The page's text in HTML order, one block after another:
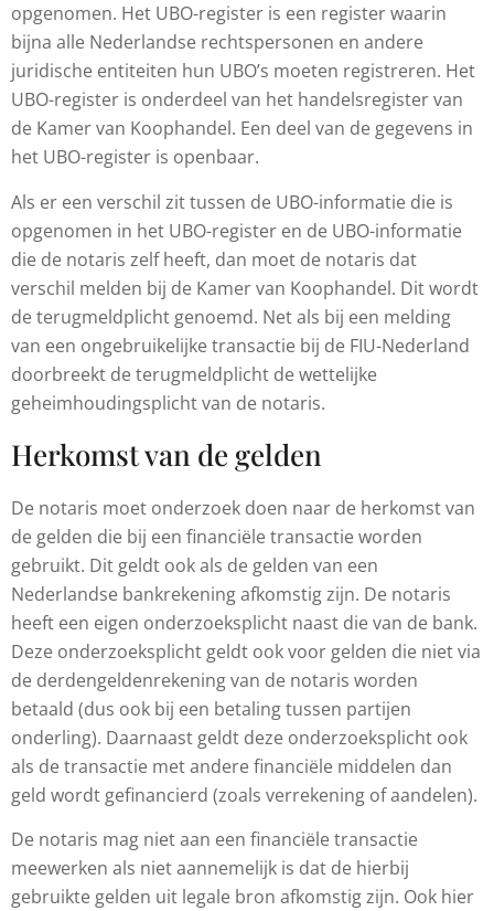
opgenomen. Het UBO-register is een register waarin
bijna alle Nederlandse rechtspersonen en andere
juridische entiteiten hun UBO’s moeten registreren. Het
UBO-register is onderdeel van het handelsregister van
de Kamer van Koophandel. Een deel van de gegevens in
het UBO-register is openbaar.
Als er een verschil zit tussen de UBO-informatie die is
opgenomen in het UBO-register en de UBO-informatie
die de notaris zelf heeft, dan moet de notaris dat
verschil melden bij de Kamer van Koophandel. Dit wordt
de terugmeldplicht genoemd. Net als bij een melding
van een ongebruikelijke transactie bij de FIU-Nederland
doorbreekt de terugmeldplicht de wettelijke
geheimhoudingsplicht van de notaris.
Herkomst van de gelden
De notaris moet onderzoek doen naar de herkomst van
de gelden die bij een financiële transactie worden
gebruikt. Dit geldt ook als de gelden van een
Nederlandse bankrekening afkomstig zijn. De notaris
heeft een eigen onderzoeksplicht naast die van de bank.
Deze onderzoeksplicht geldt ook voor gelden die niet via
de derdengeldenrekening van de notaris worden
betaald (dus ook bij een betaling tussen partijen
onderling). Daarnaast geldt deze onderzoeksplicht ook
als de transactie met andere financiële middelen dan
geld wordt gefinancierd (zoals verrekening of aandelen).
De notaris mag niet aan een financiële transactie
meewerken als niet aannemelijk is dat de hierbij
gebruikte gelden uit legale bron afkomstig zijn. Ook hier